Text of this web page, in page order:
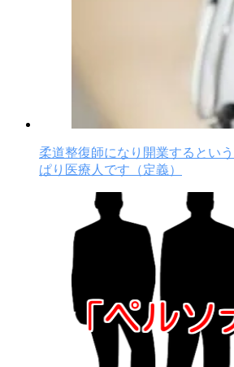
柔道整復師になり開業するとい
ぱり医療人です（定義）